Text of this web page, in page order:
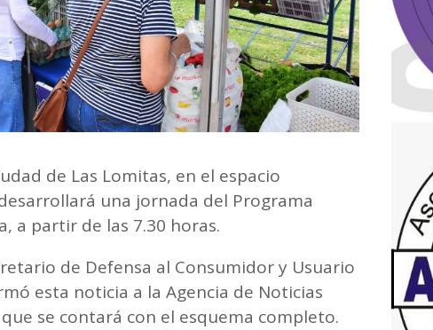
de Las Lomitas, en el espacio
una jornada del Programa
a partir de las 7.30 horas.
de Defensa al Consumidor y Usuario
esta noticia a la Agencia de Noticias
que se contará con el esquema completo.